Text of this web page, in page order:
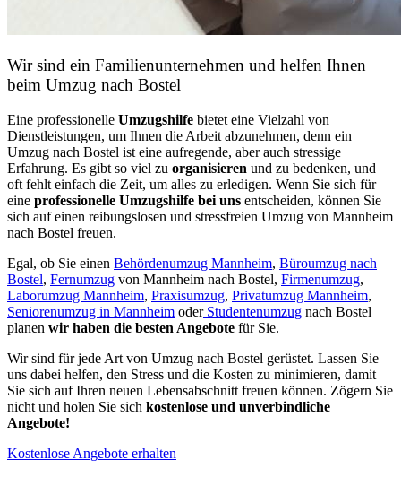
Wir sind ein Familienunternehmen und helfen Ihnen
beim Umzug nach Bostel
Eine professionelle Umzugshilfe bietet eine Vielzahl von
Dienstleistungen, um Ihnen die Arbeit abzunehmen, denn ein
Umzug nach Bostel ist eine aufregende, aber auch stressige
Erfahrung. Es gibt so viel zu organisieren und zu bedenken, und
oft fehlt einfach die Zeit, um alles zu erledigen. Wenn Sie sich für
eine professionelle Umzugshilfe bei uns entscheiden, können Sie
sich auf einen reibungslosen und stressfreien Umzug von Mannheim
nach Bostel freuen.
Egal, ob Sie einen Behördenumzug Mannheim, Büroumzug nach
Bostel, Fernumzug von Mannheim nach Bostel, Firmenumzug,
Laborumzug Mannheim, Praxisumzug, Privatumzug Mannheim,
Seniorenumzug in Mannheim oderStudentenumzug nach Bostel
planen wir haben die besten Angebote für Sie.
Wir sind für jede Art von Umzug nach Bostel gerüstet. Lassen Sie
uns dabei helfen, den Stress und die Kosten zu minimieren, damit
Sie sich auf Ihren neuen Lebensabschnitt freuen können. Zögern Sie
nicht und holen Sie sich kostenlose und unverbindliche
Angebote!
Kostenlose Angebote erhalten